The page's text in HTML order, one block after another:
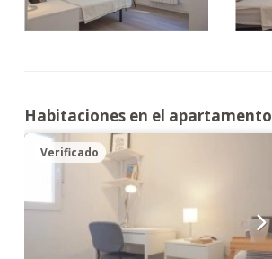
Habitaciones en el apartamento
Verificado